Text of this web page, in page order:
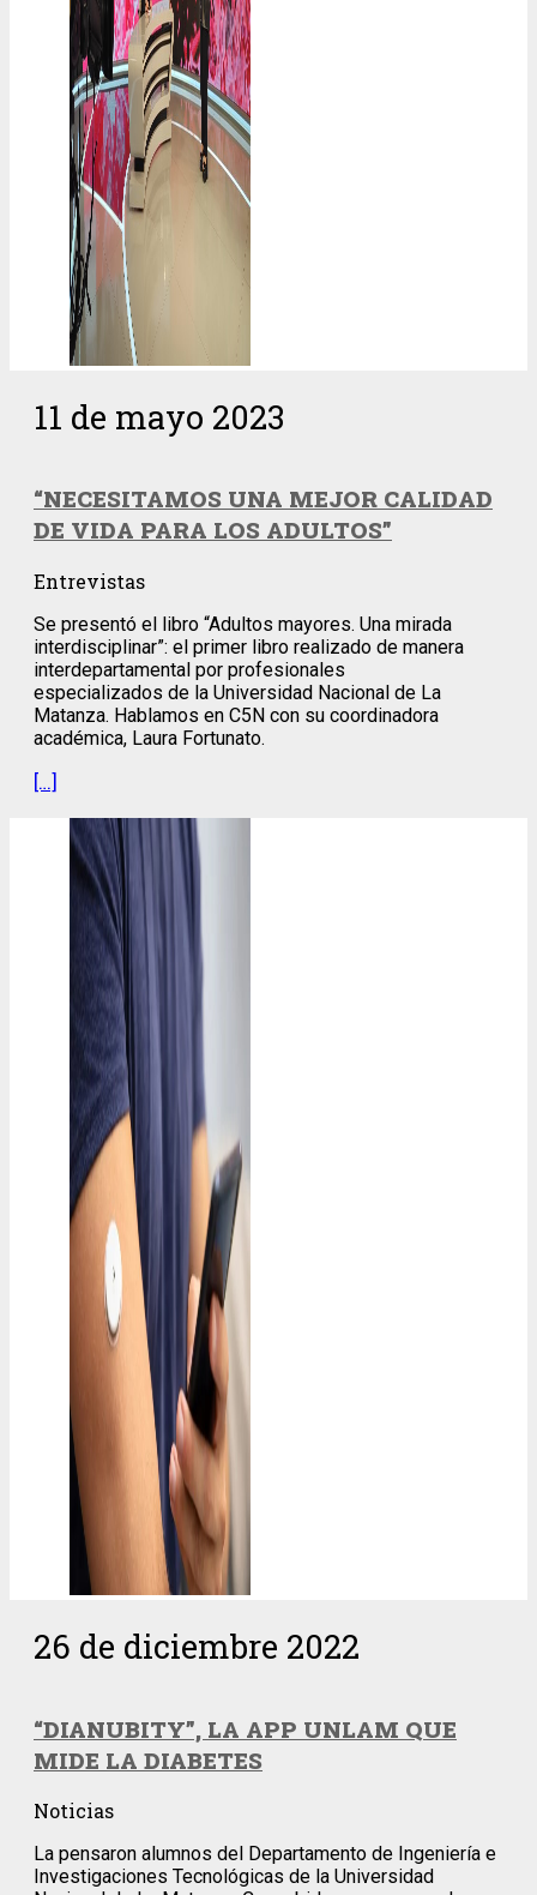
11 de mayo 2023
“NECESITAMOS UNA MEJOR CALIDAD
DE VIDA PARA LOS ADULTOS”
Entrevistas
Se presentó el libro “Adultos mayores. Una mirada
interdisciplinar”: el primer libro realizado de manera
interdepartamental por profesionales
especializados de la Universidad Nacional de La
Matanza. Hablamos en C5N con su coordinadora
académica, Laura Fortunato.
[…]
26 de diciembre 2022
“DIANUBITY”, LA APP UNLAM QUE
MIDE LA DIABETES
Noticias
La pensaron alumnos del Departamento de Ingeniería e
Investigaciones Tecnológicas de la Universidad